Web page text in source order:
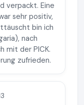
verpackt. Eine
sehr positiv,
bin ich
nach
mit der PICK.
zufrieden.